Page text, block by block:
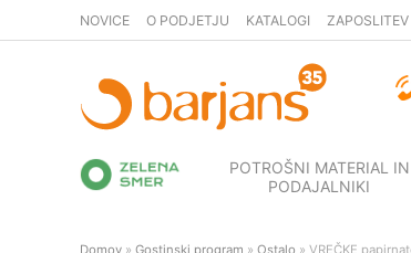
NOVICE O PODJETJU KATALOGI ZAPOSLITEV
POTROŠNI MATERIAL IN
PODAJALNIKI
Domov » Gostinski program » Ostalo » VREČKE